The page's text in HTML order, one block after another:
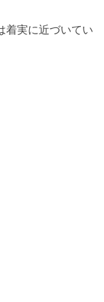
着実に近づいてい